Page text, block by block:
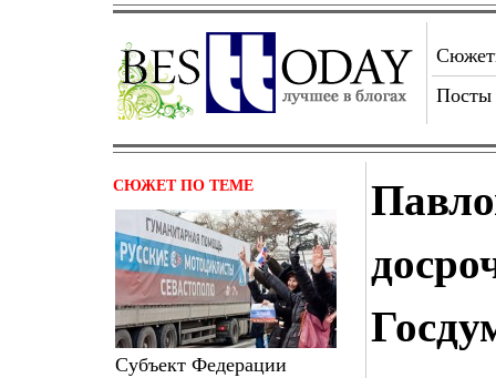
Посты
СЮЖЕТ ПО ТЕМЕ
Субъект Федерации